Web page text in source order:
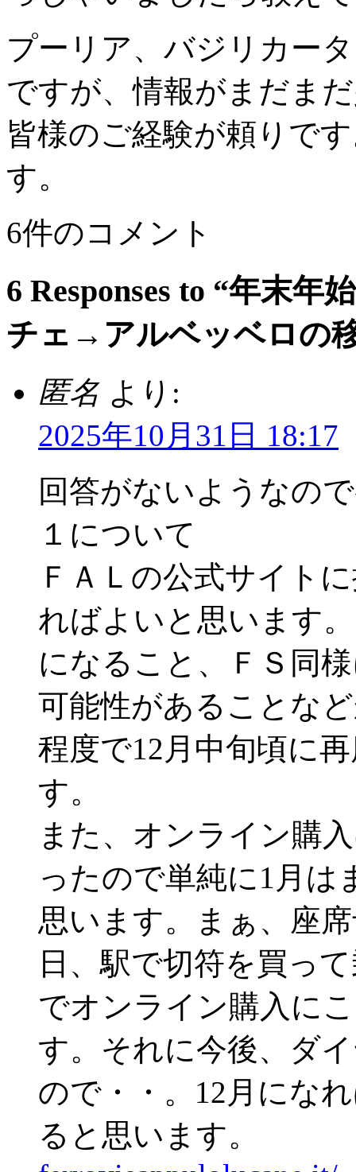
プーリア、バジリカー
ですが、情報がまだま
皆様のご経験が頼りで
す。
6件のコメント
6 Responses to “年末
チェ→アルベッベロの
匿名 より:
2025年10月31日 18:17
回答がないようなの
１について
ＦＡＬの公式サイト
ればよいと思います
になること、ＦＳ同
可能性があることな
程度で12月中旬頃に
す。
また、オンライン購
ったので単純に1月は
思います。まぁ、座
日、駅で切符を買っ
でオンライン購入に
す。それに今後、ダ
ので・・。12月にな
ると思います。